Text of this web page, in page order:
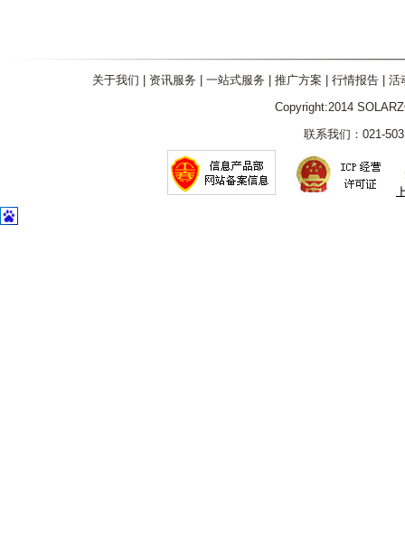
关于我们 资讯服务 一站式服务 推广方案 行情报告| 活
Copyright:2014
联系我们：021-